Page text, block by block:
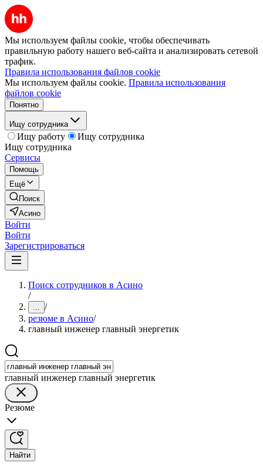
Мы используем файлы cookie, чтобы обеспечивать
правильную работу нашего веб-сайта и анализировать сетевой
трафик.
Правила использования файлов cookie
Мы используем файлы cookie. Правила использования
файлов cookie
Понятно
Ищу сотрудника
Ищу работу
Ищу сотрудника
Ищу сотрудника
Сервисы
Помощь
Ещё
Поиск
Асино
Войти
Войти
Зарегистрироваться
Поиск сотрудников в Асино
/
... /
резюме в Асино/
главный инженер главный энергетик
главный инженер главный энергетик
Резюме
Найти